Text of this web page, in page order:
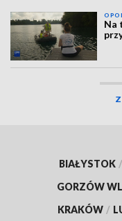
Na
BIAŁYSTOK /
GORZÓW
KRAKÓW /